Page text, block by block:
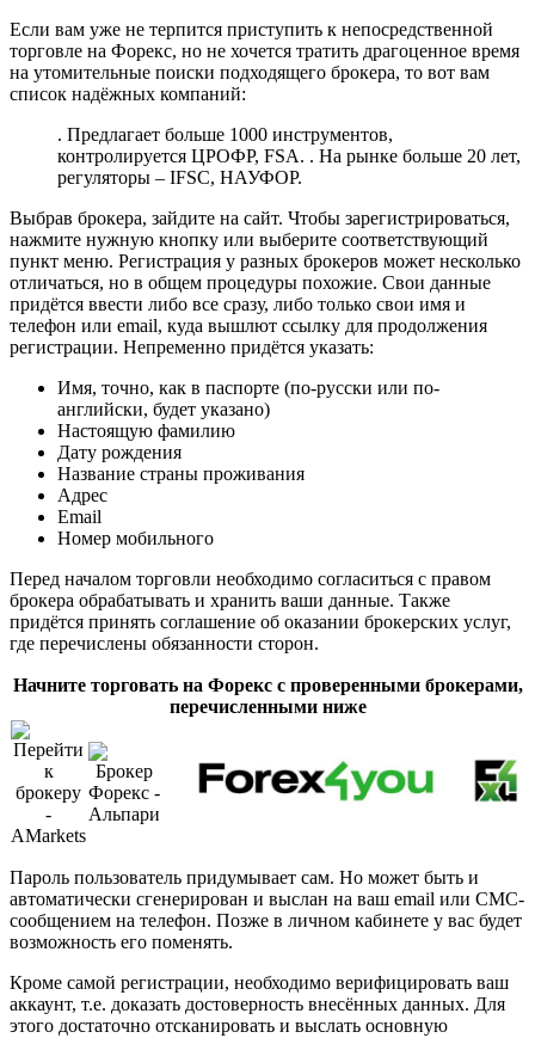
Если вам уже не терпится приступить к непосредственной
торговле на Форекс, но не хочется тратить драгоценное время
на утомительные поиски подходящего брокера, то вот вам
список надёжных компаний:
. Предлагает больше 1000 инструментов,
контролируется ЦРОФР, FSA. . На рынке больше 20 лет,
регуляторы – IFSC, НАУФОР.
Выбрав брокера, зайдите на сайт. Чтобы зарегистрироваться,
нажмите нужную кнопку или выберите соответствующий
пункт меню. Регистрация у разных брокеров может несколько
отличаться, но в общем процедуры похожие. Свои данные
придётся ввести либо все сразу, либо только свои имя и
телефон или email, куда вышлют ссылку для продолжения
регистрации. Непременно придётся указать:
Имя, точно, как в паспорте (по-русски или по-
английски, будет указано)
Настоящую фамилию
Дату рождения
Название страны проживания
Адрес
Email
Номер мобильного
Перед началом торговли необходимо согласиться с правом
брокера обрабатывать и хранить ваши данные. Также
придётся принять соглашение об оказании брокерских услуг,
где перечислены обязанности сторон.
Начните торговать на Форекс с проверенными брокерами,
перечисленными ниже
Пароль пользователь придумывает сам. Но может быть и
автоматически сгенерирован и выслан на ваш email или СМС-
сообщением на телефон. Позже в личном кабинете у вас будет
возможность его поменять.
Кроме самой регистрации, необходимо верифицировать ваш
аккаунт, т.е. доказать достоверность внесённых данных. Для
этого достаточно отсканировать и выслать основную